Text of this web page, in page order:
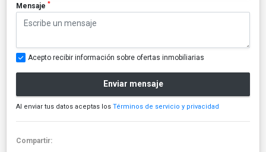
Mensaje *
Acepto recibir información sobre ofertas inmobiliarias
Enviar mensaje
Al enviar tus datos aceptas los Términos de servicio y privacidad
Compartir: